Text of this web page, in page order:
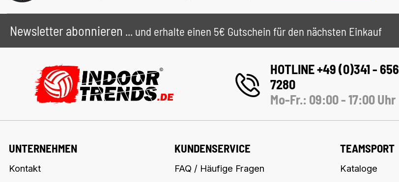
Newsletter abonnieren ... und erhalte einen 5€ Gutschein für den nächsten Einkauf
HOTLINE +49 (0)341 - 656
7280
Mo-Fr.: 09:00 - 17:00 Uhr
UNTERNEHMEN
Kontakt
KUNDENSERVICE
FAQ / Häufige Fragen
TEAMSPORT
Kataloge